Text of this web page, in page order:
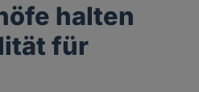
halten
für